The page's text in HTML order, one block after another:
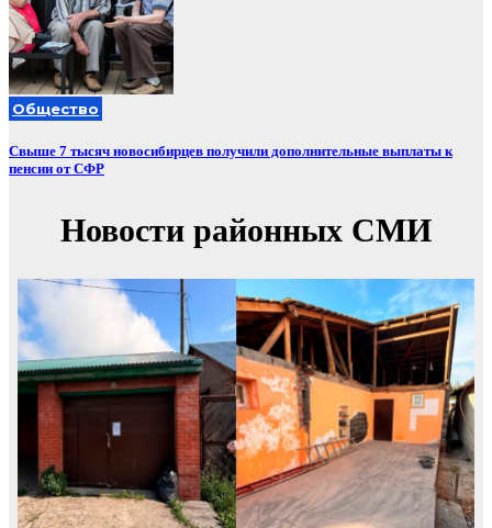
Общество
Свыше 7 тысяч новосибирцев получили дополнительные выплаты к
пенсии от СФР